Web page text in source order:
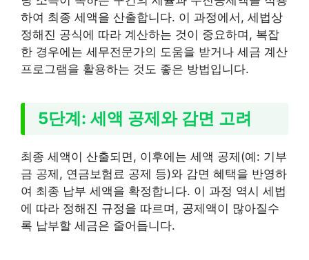
하여 최종 세액을 산출합니다. 이 과정에서, 세법상
정해진 공식에 따라 계산하는 것이 중요하며, 복잡
한 경우에는 세무전문가의 도움을 받거나 세금 계산
프로그램을 활용하는 것도 좋은 방법입니다.
5단계: 세액 공제와 감면 고려
최종 세액이 산출되면, 이후에는 세액 공제(예: 기부
금 공제, 연금보험료 공제 등)와 감면 혜택을 반영하
여 최종 납부 세액을 확정합니다. 이 과정 역시 세법
에 따라 정해진 규정을 따르며, 공제액이 많아질수
록 납부할 세금은 줄어듭니다.